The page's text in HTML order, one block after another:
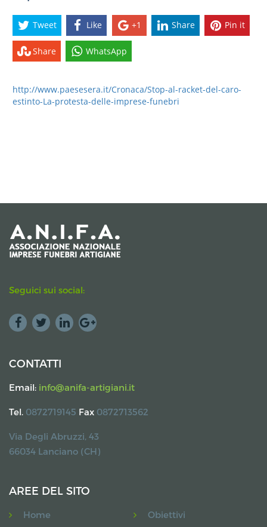
Tweet Like +1 Share Pin it
Share WhatsApp
http://www.paesesera.it/Cronaca/Stop-al-racket-del-caro-
estinto-La-protesta-delle-imprese-funebri
Seguici sui social:
CONTATTI
Email: info@anifa-artigiani.it
Tel. 0872719145 Fax 0872713562
Via Degli Abruzzi, 43
66034 Lanciano (CH)
AREE DEL SITO
Home
Obiettivi